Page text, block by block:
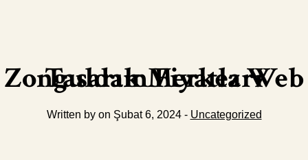
Zonguldak Merkez Web Tasarım Fiyatları
Written by on Şubat 6, 2024 - Uncategorized